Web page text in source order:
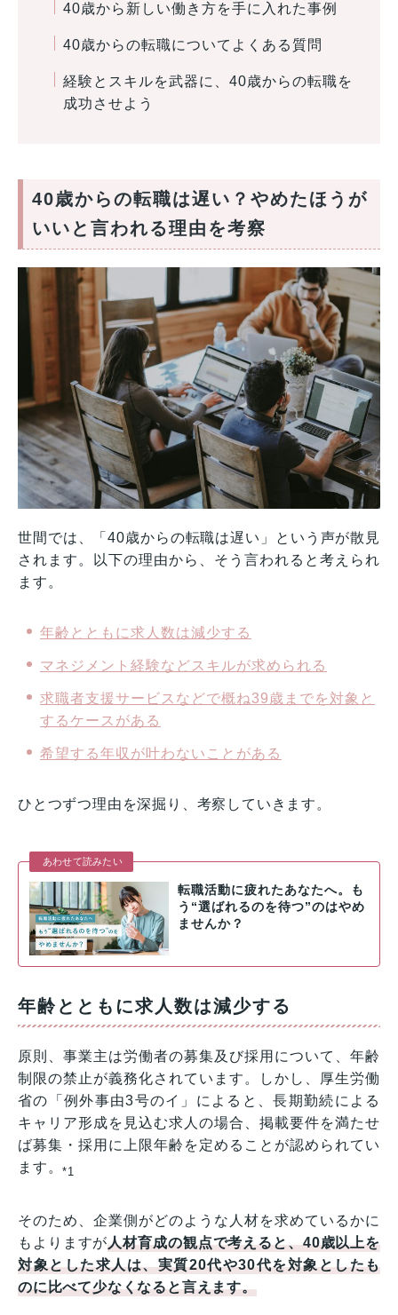
40歳から新しい働き方を手に入れた事例
40歳からの転職についてよくある質問
経験とスキルを武器に、40歳からの転職を
成功させよう
40歳からの転職は遅い？やめたほうが
いいと言われる理由を考察
世間では、「40歳からの転職は遅い」という声が散見
されます。以下の理由から、そう言われると考えられ
ます。
年齢とともに求人数は減少する
マネジメント経験などスキルが求められる
求職者支援サービスなどで概ね39歳までを対象と
するケースがある
希望する年収が叶わないことがある
ひとつずつ理由を深掘り、考察していきます。
あわせて読みたい
転職活動に疲れたあなたへ。も
う“選ばれるのを待つ”のはやめ
ませんか？
年齢とともに求人数は減少する
原則、事業主は労働者の募集及び採用について、年齢
制限の禁止が義務化されています。しかし、厚生労働
省の「例外事由3号のイ」によると、長期勤続による
キャリア形成を見込む求人の場合、掲載要件を満たせ
ば募集・採用に上限年齢を定めることが認められてい
ます。*1
そのため、企業側がどのような人材を求めているかに
もよりますが人材育成の観点で考えると、40歳以上を
対象とした求人は、実質20代や30代を対象としたも
のに比べて少なくなると言えます。